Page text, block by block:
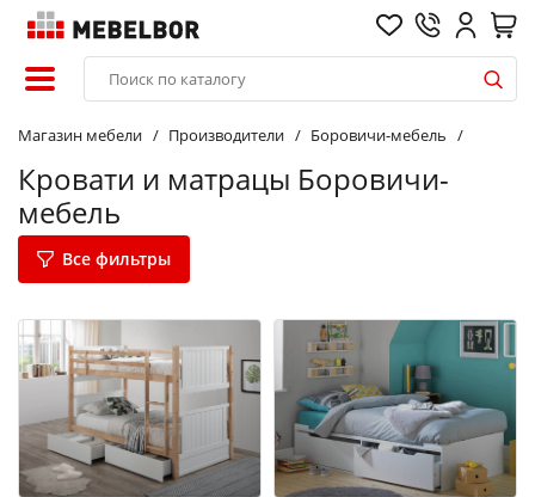
Магазин мебели Производители Боровичи-мебель
Кровати и матрацы Боровичи-
мебель
Все фильтры